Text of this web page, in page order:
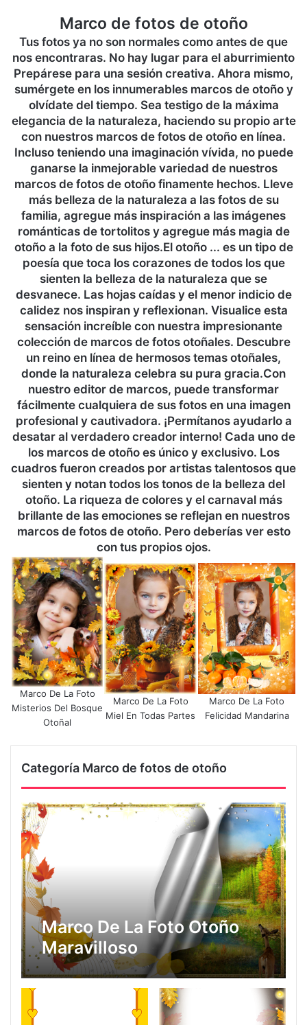
Marco de fotos de otoño
Tus fotos ya no son normales como antes de que
nos encontraras. No hay lugar para el aburrimiento
Prepárese para una sesión creativa. Ahora mismo,
sumérgete en los innumerables marcos de otoño y
olvídate del tiempo. Sea testigo de la máxima
elegancia de la naturaleza, haciendo su propio arte
con nuestros marcos de fotos de otoño en línea.
Incluso teniendo una imaginación vívida, no puede
ganarse la inmejorable variedad de nuestros
marcos de fotos de otoño finamente hechos. Lleve
más belleza de la naturaleza a las fotos de su
familia, agregue más inspiración a las imágenes
románticas de tortolitos y agregue más magia de
otoño a la foto de sus hijos.El otoño ... es un tipo de
poesía que toca los corazones de todos los que
sienten la belleza de la naturaleza que se
desvanece. Las hojas caídas y el menor indicio de
calidez nos inspiran y reflexionan. Visualice esta
sensación increíble con nuestra impresionante
colección de marcos de fotos otoñales. Descubre
un reino en línea de hermosos temas otoñales,
donde la naturaleza celebra su pura gracia.Con
nuestro editor de marcos, puede transformar
fácilmente cualquiera de sus fotos en una imagen
profesional y cautivadora. ¡Permítanos ayudarlo a
desatar al verdadero creador interno! Cada uno de
los marcos de otoño es único y exclusivo. Los
cuadros fueron creados por artistas talentosos que
sienten y notan todos los tonos de la belleza del
otoño. La riqueza de colores y el carnaval más
brillante de las emociones se reflejan en nuestros
marcos de fotos de otoño. Pero deberías ver esto
con tus propios ojos.
Marco De La Foto
Misterios Del Bosque
Otoñal
Marco De La Foto
Miel En Todas Partes
Marco De La Foto
Felicidad Mandarina
Categoría Marco de fotos de otoño
Marco De La Foto Otoño
Maravilloso